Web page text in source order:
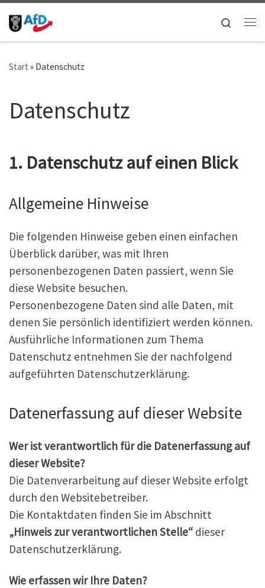
Zum Inhalt springen
Search
Start » Datenschutz
Datenschutz
1. Datenschutz auf einen Blick
Allgemeine Hinweise
Die folgenden Hinweise geben einen einfachen
Überblick darüber, was mit Ihren
personenbezogenen Daten passiert, wenn Sie
diese Website besuchen.
Personenbezogene Daten sind alle Daten, mit
denen Sie persönlich identifiziert werden können.
Ausführliche Informationen zum Thema
Datenschutz entnehmen Sie der nachfolgend
aufgeführten Datenschutzerklärung.
Datenerfassung auf dieser Website
Wer ist verantwortlich für die Datenerfassung auf
dieser Website?
Die Datenverarbeitung auf dieser Website erfolgt
durch den Websitebetreiber.
Die Kontaktdaten finden Sie im Abschnitt
„Hinweis zur verantwortlichen Stelle“ dieser
Datenschutzerklärung.
Wie erfassen wir Ihre Daten?